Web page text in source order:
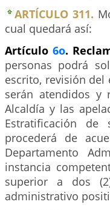
ARTÍCULO 311.
cual quedará así:
Artículo6o.
personas podrá
escrito, revisión del
serán atendidos y
Alcaldía y las
Estratificación
procederá de
Departamento
instancia
superior a dos
administrativo